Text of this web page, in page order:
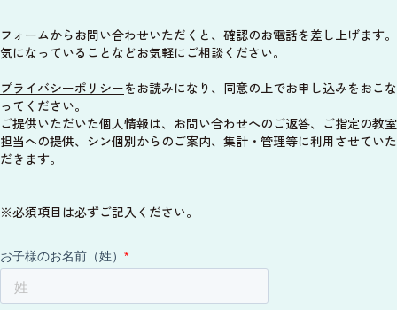
フォームからお問い合わせいただくと、確認のお電話を差し上げます。
気になっていることなどお気軽にご相談ください。
プライバシーポリシーをお読みになり、同意の上でお申し込みをおこな
ってください。
ご提供いただいた個人情報は、お問い合わせへのご返答、ご指定の教室
担当への提供、シン個別からのご案内、集計・管理等に利用させていた
だきます。
※必須項目は必ずご記入ください。